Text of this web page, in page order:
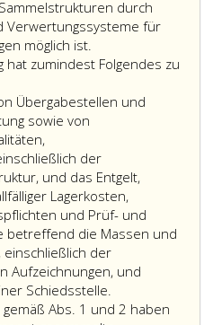
durch
Verwertungssysteme für
möglich ist.
hat zumindest Folgendes zu
Übergabestellen und
sowie von
der
und das Entgelt,
Lagerkosten,
und Prüf- und
betreffend die Massen und
der
Aufzeichnungen, und
Schiedsstelle.
Abs. 1 und 2 haben